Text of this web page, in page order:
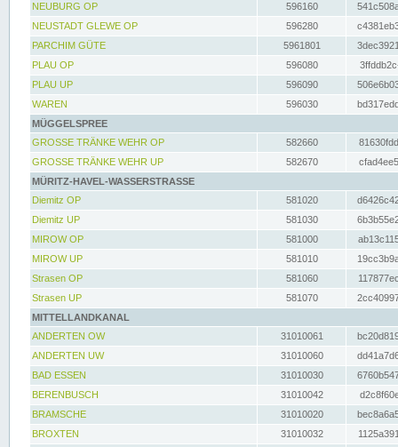
NEUBURG OP
596160
NEUSTADT GLEWE OP
596280
PARCHIM GÜTE
5961801
PLAU OP
596080
PLAU UP
596090
WAREN
596030
MÜGGELSPREE
GROSSE TRÄNKE WEHR OP
582660
GROSSE TRÄNKE WEHR UP
582670
MÜRITZ-HAVEL-WASSERSTRASSE
Diemitz OP
581020
Diemitz UP
581030
MIROW OP
581000
MIROW UP
581010
Strasen OP
581060
Strasen UP
581070
MITTELLANDKANAL
ANDERTEN OW
31010061
ANDERTEN UW
31010060
BAD ESSEN
31010030
BERENBUSCH
31010042
BRAMSCHE
31010020
BROXTEN
31010032